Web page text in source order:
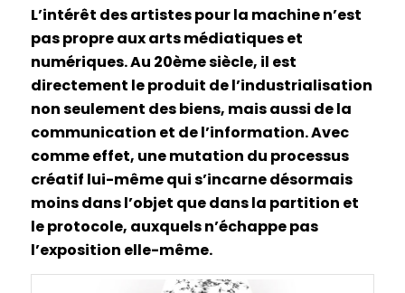
L’intérêt des artistes pour la machine n’est
pas propre aux arts médiatiques et
numériques. Au 20ème siècle, il est
directement le produit de l’industrialisation
non seulement des biens, mais aussi de la
communication et de l’information. Avec
comme effet, une mutation du processus
créatif lui-même qui s’incarne désormais
moins dans l’objet que dans la partition et
le protocole, auxquels n’échappe pas
l’exposition elle-même.